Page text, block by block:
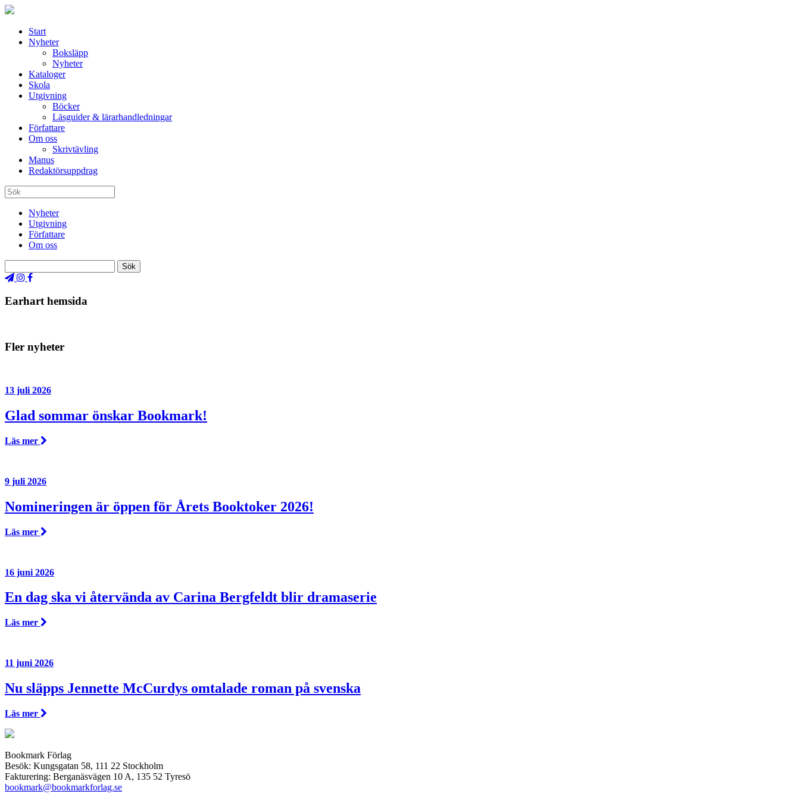
Start
Nyheter
Boksläpp
Nyheter
Kataloger
Skola
Utgivning
Böcker
Läsguider & lärarhandledningar
Författare
Om oss
Skrivtävling
Manus
Redaktörsuppdrag
Nyheter
Utgivning
Författare
Om oss
Earhart hemsida
Fler nyheter
13 juli 2026
Glad sommar önskar Bookmark!
Läs mer
9 juli 2026
Nomineringen är öppen för Årets Booktoker 2026!
Läs mer
16 juni 2026
En dag ska vi återvända av Carina Bergfeldt blir dramaserie
Läs mer
11 juni 2026
Nu släpps Jennette McCurdys omtalade roman på svenska
Läs mer
Bookmark Förlag
Besök: Kungsgatan 58, 111 22 Stockholm
Fakturering: Berganäsvägen 10 A, 135 52 Tyresö
bookmark@bookmarkforlag.se